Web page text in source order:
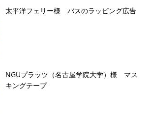
太平洋フェリー様 バスのラッピング広告
NGUプラッツ（名古屋学院大学）様 マス
キングテープ